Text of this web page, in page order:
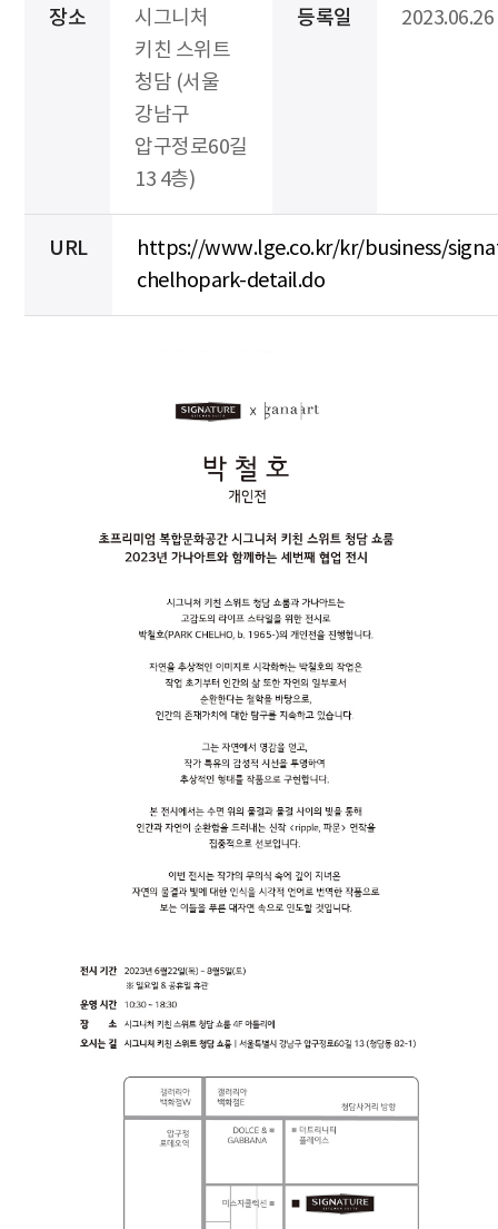
장소
시그니처
키친 스위트
청담 (서울
강남구
압구정로60길
13 4층)
등록일 2023.06.26
URL
https://www.lge.co.kr/kr/business/
chelhopark-detail.do